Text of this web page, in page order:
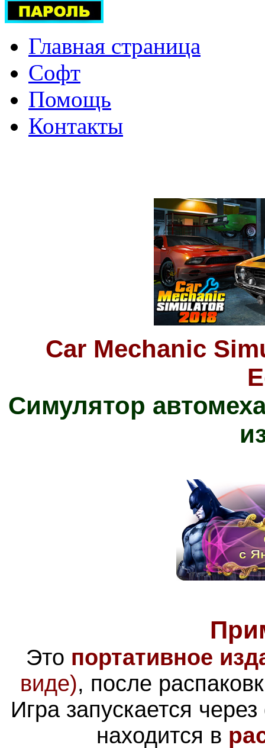
Главная страница
Софт
Помощь
Контакты
Car Mechanic
Симулятор
Это портативное
виде), после
Игра запускается
находится в